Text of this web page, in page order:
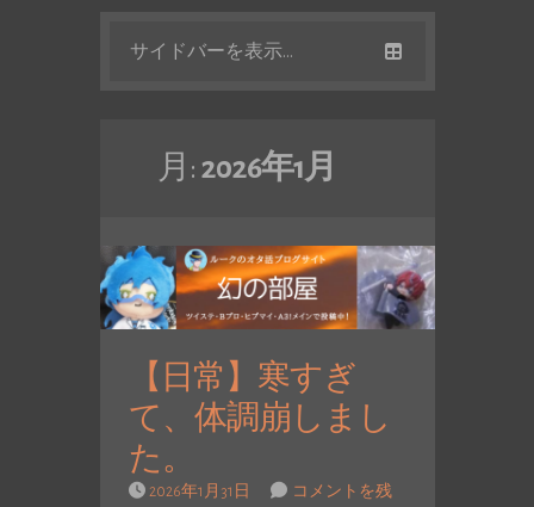
サイドバーを表示...
月: 2026年1月
【日常】寒すぎ
て、体調崩しまし
た。
2026年1月31日
コメントを残